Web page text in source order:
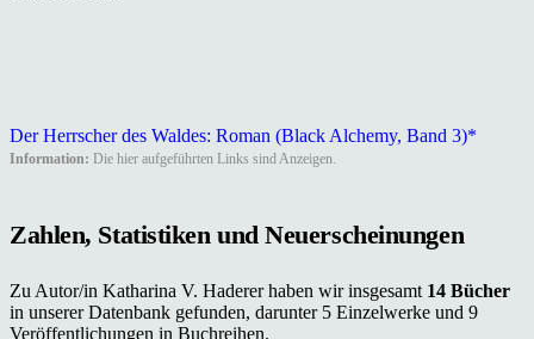
Der Herrscher des Waldes: Roman (Black Alchemy, Band 3)*
Information: Die hier aufgeführten Links sind Anzeigen.
Zahlen, Statistiken und Neuerscheinungen
Zu Autor/in Katharina V. Haderer haben wir insgesamt 14 Bücher
in unserer Datenbank gefunden, darunter 5 Einzelwerke und 9
Veröffentlichungen in Buchreihen.